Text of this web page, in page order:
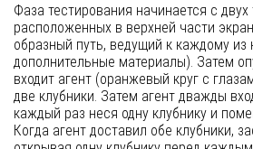
Фаза тестирования начинается с двух
расположенных в верхней части
образный путь, ведущий к каждому из
дополнительные материалы). Затем
входит агент (оранжевый круг с
две клубники. Затем агент дважды
каждый раз неся одну клубнику и
Когда агент доставил обе клубники,